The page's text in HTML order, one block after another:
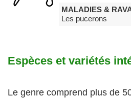
MALADIES &
Les pucerons
Espèces et variétés
Le genre comprend plus de